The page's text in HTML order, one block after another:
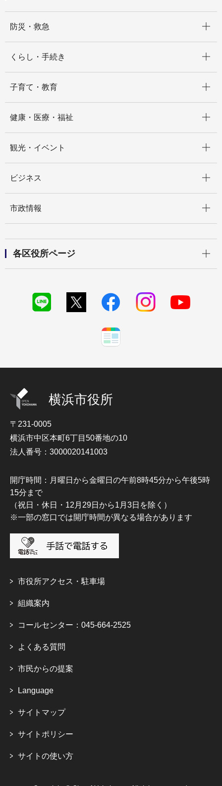
防災・救急
くらし・手続き
子育て・教育
健康・医療・福祉
観光・イベント
ビジネス
市政情報
各区役所ページ
横浜市役所
〒231-0005
横浜市中区本町6丁目50番地の10
法人番号：3000020141003
開庁時間：月曜日から金曜日の午前8時45分から午後5時
15分まで
（祝日・休日・12月29日から1月3日を除く）
※一部の窓口では開庁時間が異なる場合があります
市役所アクセス・駐車場
組織案内
コールセンター：045-664-2525
よくある質問
市民からの提案
Language
サイトマップ
サイトポリシー
サイトの使い方